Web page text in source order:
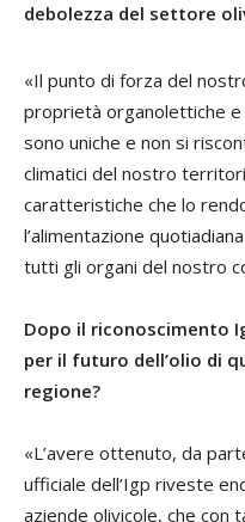
debolezza del settore
«Il punto di forza del
proprietà organolettiche
sono uniche e non si
climatici del nostro
caratteristiche che lo
l’alimentazione
tutti gli organi del nostro
Dopo il riconoscimento
per il futuro dell’olio di
regione?
«L’avere ottenuto, da
ufficiale dell’Igp riveste
aziende olivicole, che con